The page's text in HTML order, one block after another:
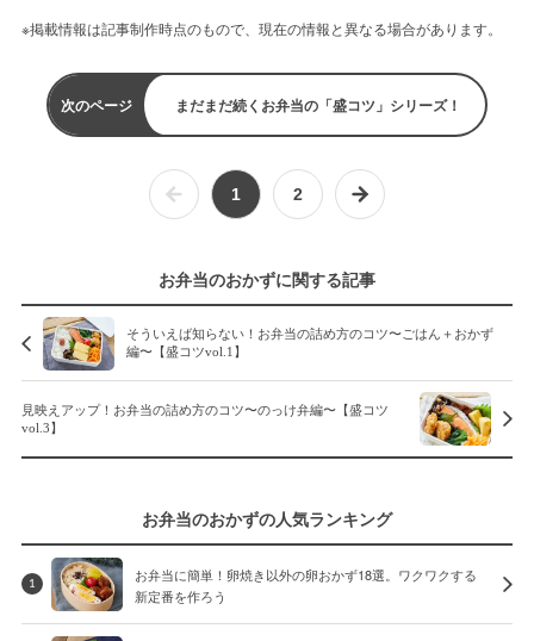
※掲載情報は記事制作時点のもので、現在の情報と異なる場合があります。
次のページ まだまだ続くお弁当の「盛コツ」シリーズ！
1 2
お弁当のおかずに関する記事
そういえば知らない！お弁当の詰め方のコツ〜ごはん＋おかず
編〜【盛コツvol.1】
見映えアップ！お弁当の詰め方のコツ〜のっけ弁編〜【盛コツ
vol.3】
お弁当のおかずの人気ランキング
1
お弁当に簡単！卵焼き以外の卵おかず18選。ワクワクする
新定番を作ろう